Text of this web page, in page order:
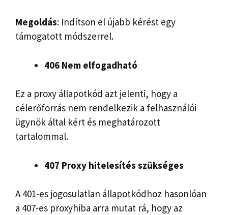
Megoldás: Indítson el újabb kérést egy
támogatott módszerrel.
406 Nem elfogadható
Ez a proxy állapotkód azt jelenti, hogy a
célerőforrás nem rendelkezik a felhasználói
ügynök által kért és meghatározott
tartalommal.
407 Proxy hitelesítés szükséges
A 401-es jogosulatlan állapotkódhoz hasonlóan
a 407-es proxyhiba arra mutat rá, hogy az